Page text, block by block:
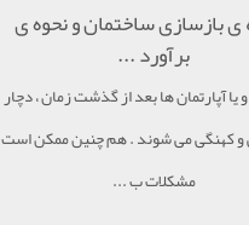
ی بازسازی ساختمان و نحوه ی
برآورد ...
یا آپارتمان ها بعد از گذشت زمان ، دچار
کهنگی می شوند . هم چنین ممکن است
مشکلات ب ...